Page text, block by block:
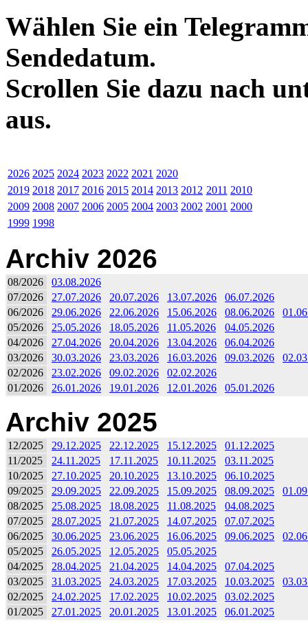
Wählen Sie ein
Sendedatum.
Scrollen Sie dazu nach
aus.
2026 2025 2024 2023 2022 2021 2020
2019 2018 2017 2016 2015 2014 2013 2012 2011 2010
2009 2008 2007 2006 2005 2004 2003 2002 2001 2000
1999 1998
Archiv 2026
08/2026
03.08.2026
07/2026
27.07.2026 20.07.2026 13.07.2026
06.07.2026
06/2026
29.06.2026 22.06.2026 15.06.2026 08.06.2026
05/2026
25.05.2026 18.05.2026 11.05.2026
04.05.2026
04/2026
27.04.2026 20.04.2026 13.04.2026
06.04.2026
03/2026
30.03.2026 23.03.2026 16.03.2026 09.03.2026
02/2026
23.02.2026 09.02.2026
02.02.2026
01/2026
26.01.2026 19.01.2026 12.01.2026 05.01.2026
Archiv 2025
12/2025 29.12.2025 22.12.2025 15.12.2025
01.12.2025
11/2025
24.11.2025 17.11.2025 10.11.2025
03.11.2025
10/2025
27.10.2025 20.10.2025 13.10.2025
06.10.2025
09/2025
29.09.2025 22.09.2025 15.09.2025 08.09.2025
08/2025
25.08.2025 18.08.2025 11.08.2025
04.08.2025
07/2025
28.07.2025 21.07.2025 14.07.2025
07.07.2025
06/2025
30.06.2025 23.06.2025 16.06.2025 09.06.2025
05/2025
26.05.2025 12.05.2025
05.05.2025
04/2025
28.04.2025 21.04.2025 14.04.2025
07.04.2025
03/2025
31.03.2025 24.03.2025 17.03.2025 10.03.2025
02/2025
24.02.2025 17.02.2025 10.02.2025
03.02.2025
01/2025
27.01.2025 20.01.2025 13.01.2025 06.01.2025